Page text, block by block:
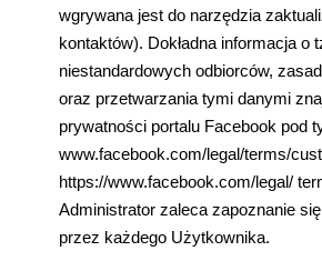
wgrywana jest do narzędzia
kontaktów). Dokładna informacja o
niestandardowych odbiorców,
oraz przetwarzania tymi danymi
prywatności portalu Facebook pod
www.facebook.com/legal/terms/
https://www.facebook.com/legal/
Administrator zaleca zapoznanie si
przez każdego Użytkownika.